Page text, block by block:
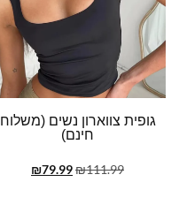
גופית צווארון נשים (משלוח
חינם)
₪111.99
₪79.99